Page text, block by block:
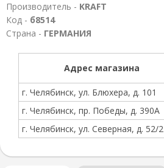
Производитель - KRAFT
Код - б8514
Страна - ГЕРМАНИЯ
Адрес магазина
г. Челябинск, ул. Блюхера, д. 101
г. Челябинск, пр. Победы, д. 390А
г. Челябинск, ул. Северная, д. 52/2